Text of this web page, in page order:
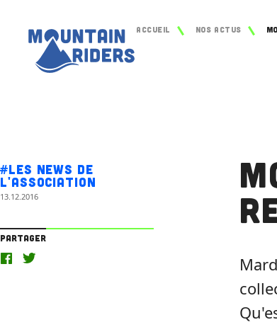
Accueil Nos actus
#Les news de
l'association
13.12.2016
Partager